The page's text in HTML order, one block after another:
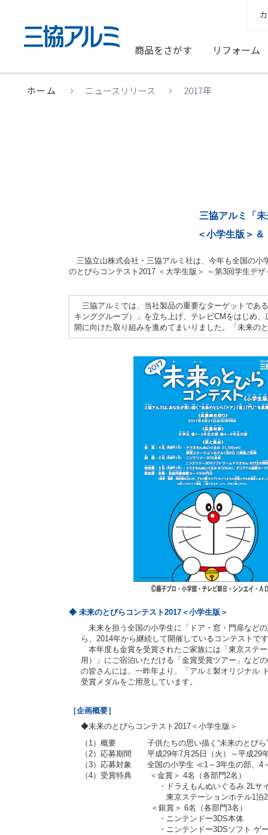
商品をさがす リフォーム
ホーム ニュースリリース 2017年
三協アルミ「
＜小学生版＞ &
三協立山株式会社・三協アルミ社は、今年も全国の小
のとびらコンテスト2017 ＜大学生版＞ ～第3回学生デ
三協アルミでは、当社製品の重要なターゲットであ
キンググループ）」を立ち上げ、テレビCMをはじめ
開に向けた取り組みを進めてまいりました。「未来の
◆ 未来のとびらコンテスト2017＜小学生版＞
未来を担う全国の小学生に「ドア・窓・門扉など
ら、2014年から継続して開催しているコンテストで
本年度も金賞を受賞されたご家族には「東京ステ
用）」にご宿泊いただける「金賞受賞ツアー」など
の皆さんには、一昨年より、「アルミ製オリジナル
受賞メダルをご用意しています。
［企画概要］
◆未来のとびらコンテスト2017＜小学生版＞
（1）概要 子供たちの思い描く“未来のとびら”
（2）応募期間 平成29年7月25日（火）～平成29
（3）応募対象 全国の小学生 ≪1～3年生の部、4
（4）受賞特典 ＜金賞＞ 4名（各部門2名）
・ドラえもんぬいぐるみ 2Lサイズ
東京ステーションホテル1泊2日ご
＜銀賞＞ 6名（各部門3名）
・ニンテンドー3DS本体
・ニンテンドー3DSソフト ゲーム「ド